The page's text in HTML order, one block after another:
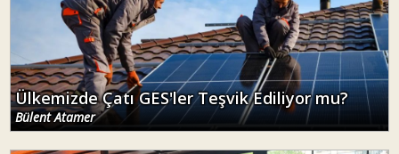
Ülkemizde Çatı GES'ler Teşvik Ediliyor mu?
Bülent Atamer